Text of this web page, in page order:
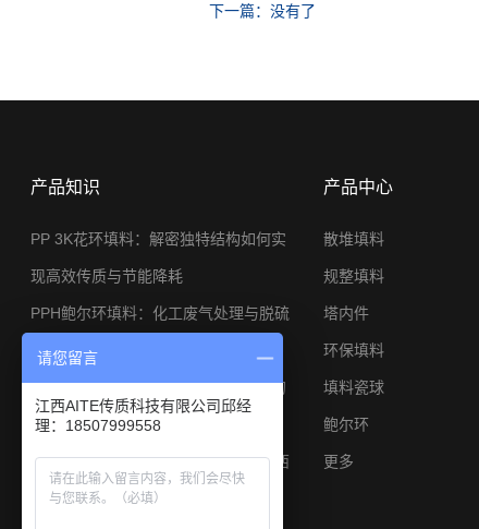
下一篇：没有了
产品知识
PP 3K花环填料：解密独特结构如何实
现高效传质与节能降耗
PPH鲍尔环填料：化工废气处理与脱硫
系统的节能利器
φ25金属矩鞍环：小塔径高分离工况的
应用与选型思路
陶瓷矩鞍环填料焦炉煤气脱硫专用江西
艾特厂家
产品中心
散堆填料
规整填料
塔内件
环保填料
填料瓷球
鲍尔环
更多
请您留言
江西AITE传质科技有限公司邱经
理：18507999558